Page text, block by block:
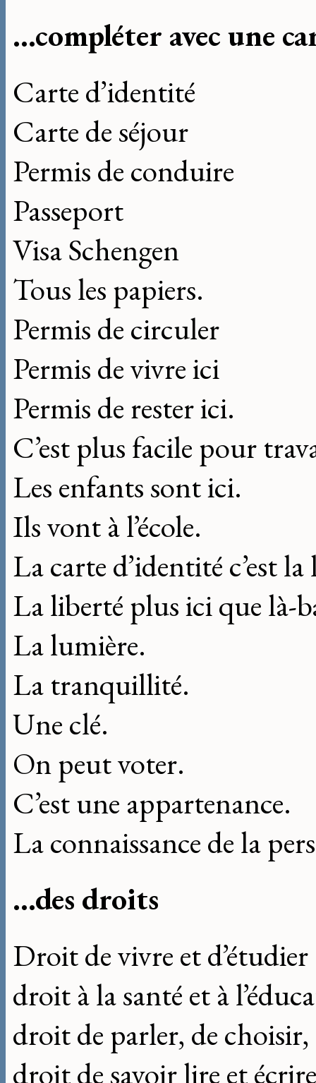
...compléter avec une
Carte d’identité
Carte de séjour
Permis de conduire
Passeport
Visa Schengen
Tous les papiers.
Permis de circuler
Permis de vivre ici
Permis de rester ici.
C’est plus facile pour
Les enfants sont ici.
Ils vont à l’école.
La carte d’identité c’est
La liberté plus ici que là-
La lumière.
La tranquillité.
Une clé.
On peut voter.
C’est une appartenance.
La connaissance de la
...des droits
Droit de vivre et d’étudier
droit à la santé et à
droit de parler, de choisir,
droit de savoir lire et